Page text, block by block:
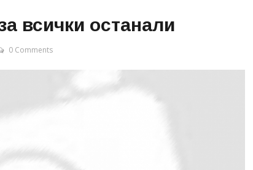
всички останали
0 Comments